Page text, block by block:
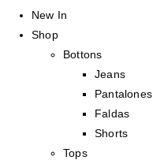
New In
Shop
Bottons
Jeans
Pantalones
Faldas
Shorts
Tops